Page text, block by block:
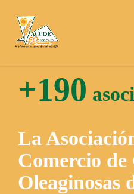
+190
La
Comercio de
Oleaginosas